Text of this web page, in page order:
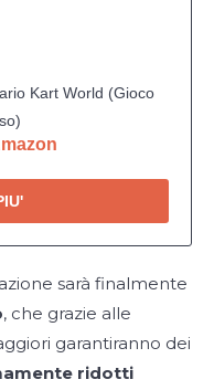
Kart World (Gioco
sarà finalmente
, che grazie alle
garantiranno dei
ridotti